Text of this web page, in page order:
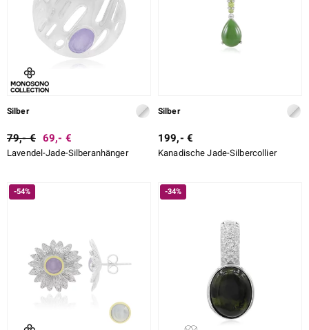
Silber
79,- € 69,- €
Lavendel-Jade-Silberanhänger
Silber
199,- €
Kanadische Jade-Silbercollier
-54% -34%